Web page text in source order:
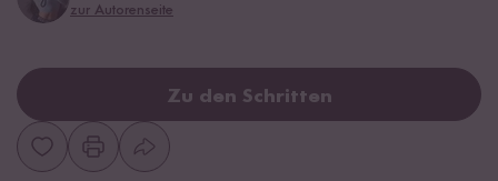
zur Autorenseite
Zu den Schritten